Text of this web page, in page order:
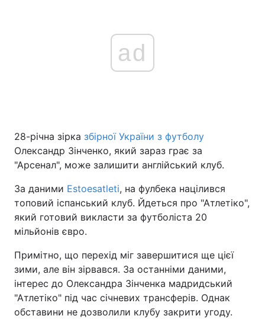
ad
28-річна зірка збірної України з футболу
Олександр Зінченко, який зараз грає за
"Арсенал", може залишити англійський клуб.
За даними Еstoesatleti, на фулбека націлився
топовий іспанський клуб. Йдеться про "Атлетіко",
який готовий викласти за футболіста 20
мільйонів євро.
Примітно, що перехід міг завершитися ще цієї
зими, але він зірвався. За останніми даними,
інтерес до Олександра Зінченка мадридський
"Атлетіко" під час січневих трансферів. Однак
обставини не дозволили клубу закрити угоду.